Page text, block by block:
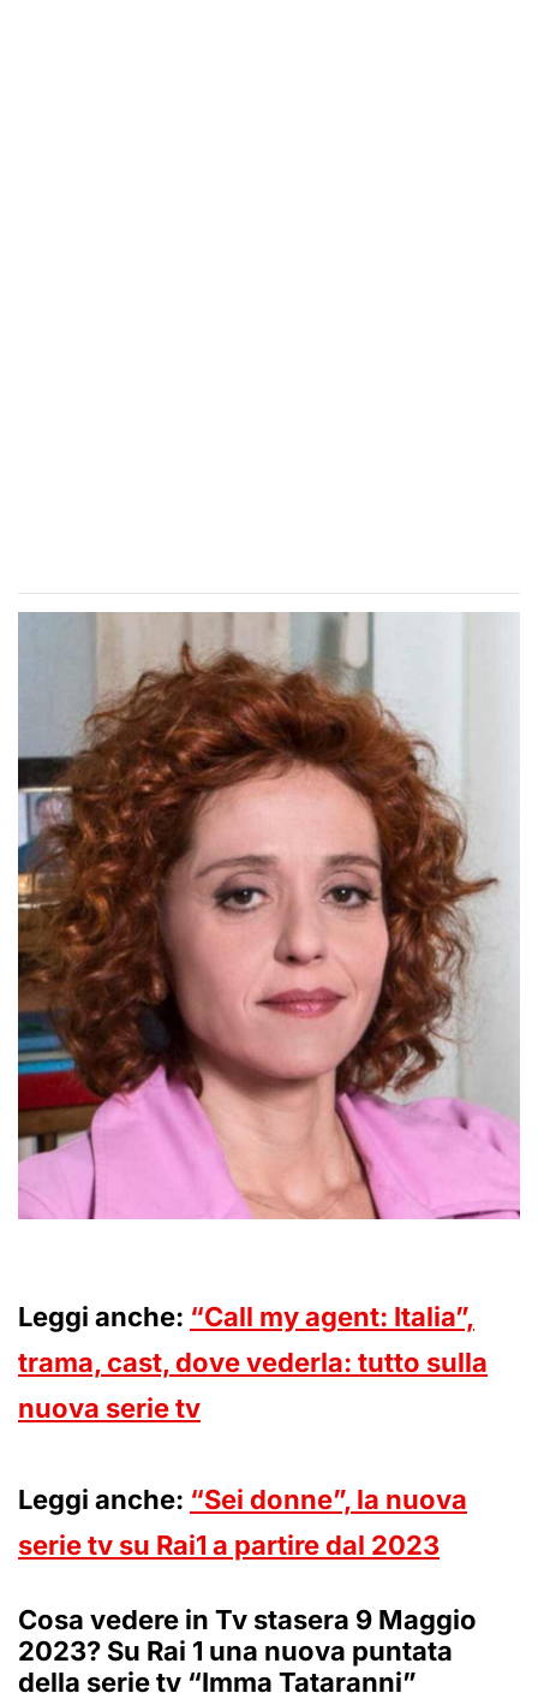
Leggi anche: “Call my agent: Italia”,
trama, cast, dove vederla: tutto sulla
nuova serie tv
Leggi anche: “Sei donne”, la nuova
serie tv su Rai1 a partire dal 2023
Cosa vedere in Tv stasera 9 Maggio
2023? Su Rai 1 una nuova puntata
della serie tv “Imma Tataranni”